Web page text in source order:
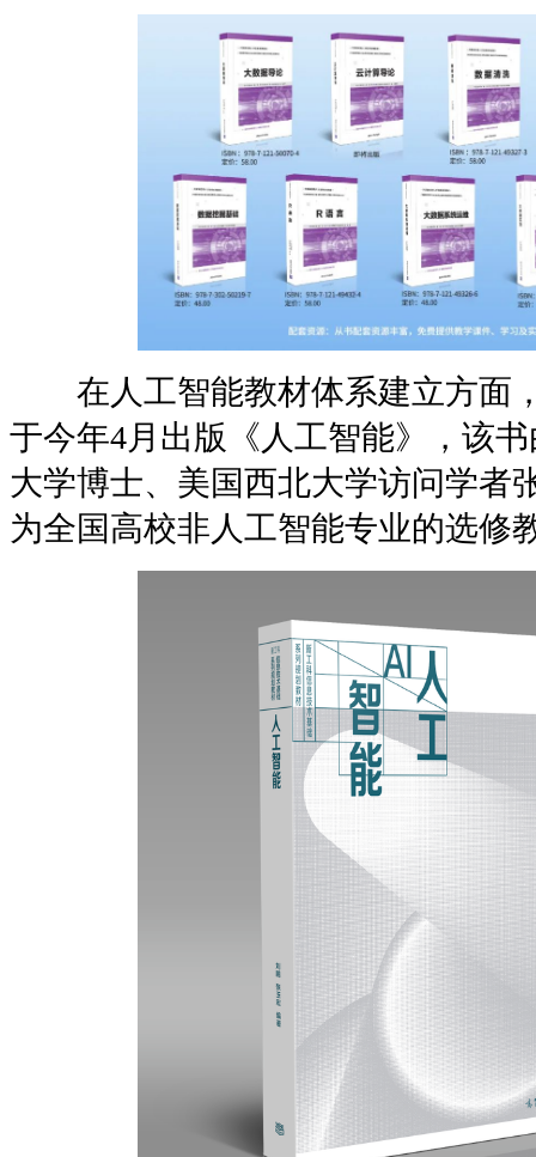
在人工智能教材体系建立方面
于今年4月出版《人工智能》，该
大学博士、美国西北大学访问学者
为全国高校非人工智能专业的选修